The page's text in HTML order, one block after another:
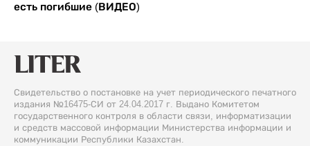
есть погибшие (ВИДЕО)
Свидетельство о постановке на учет периодического печатного
издания №16475-СИ от 24.04.2017 г. Выдано Комитетом
государственного контроля в области связи, информатизации
и средств массовой информации Министерства информации и
коммуникации Республики Казахстан.